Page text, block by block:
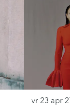
vr 23 apr